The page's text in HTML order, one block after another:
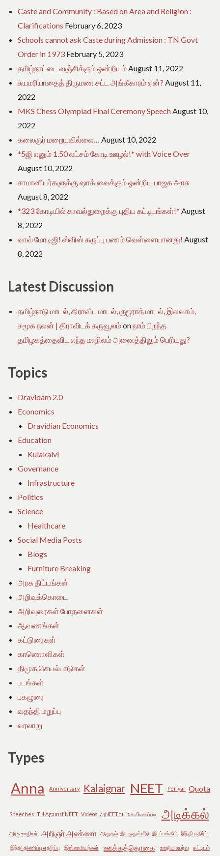
Caste and Community : Based on Area and Religion :
Clarifications February 6, 2023
Schools cannot ask Caste during Admission : TN Govt
Order in 1973 February 5, 2023
தமிழ்நாட்டை வஞ்சிக்கும் ஒன்றியம்August 11, 2022
சுயமரியாதைத் திருமண சட்ட அங்கீகாரம் ஏன்? August 11,
2022
MKS Chess Olympiad Final Ceremony SpeechAugust 10,
2022
கலைஞர் மறையவில்லை… August 10, 2022
*5ஜி எனும் 1.50 லட்சம் கோடி ஊழல்!* with Voice Over
August 10, 2022
சாமானியர்களுக்கு ஷாக் வைக்கும் ஒன்றிய பாஜக அரசு
August 8, 2022
*323 கோடியில் காவல்துறைக்கு புதிய கட்டிடங்கள்!* August
8, 2022
வாவ் மோடிஜி! ஸ்விஸ் கருப்பு பணம் வெள்ளையானது! August
8, 2022
Latest Discussion
தமிழ்நாடு மாடல், திராவிட மாடல், குஜராத் மாடல், இலவசம்,
சமூக நலன் | திராவிடக் கருவூலம்onநாம் பிறந்த
தமிழகத்தைவிட எந்த மாநிலம் அனைத்திலும் பெரியது?
Topics
Dravidam 2.0
Economics
Dravidian Economics
Education
Kulakalvi
Governance
Infrastructure
Politics
Science
Healthcare
Social Media Posts
Blogs
Furniture Breaking
அரசு திட்டங்கள்
அறிவுக்கொடை
அறிவுரைகள் போதனைகள்
ஆவணங்கள்
கட்டுரைகள்
காணொளிகள்
திமுக செயல்பாடுகள்
படங்கள்
புகழுரை
வதந்தி மறுப்பு
வரலாறு
Types
Anna Anniversary Kalaignar NEET Periyar Quota
Speeches TN Against NEET Videos அNEEThi அகவிலைப்படி அடிக்கல்
அரசு ஊழியர் அறிஞர் அண்ணா ஆறுதல் இட ஒதுக்கீடு இடப்பங்கீடு இந்தி எதிர்ப்பு
இந்தி திணிப்பு எதிர்ப்பு இஸ்லாமியர்கள் ஊக்கத்தொகை ஊதிய உயர்வு கட்டிடம்